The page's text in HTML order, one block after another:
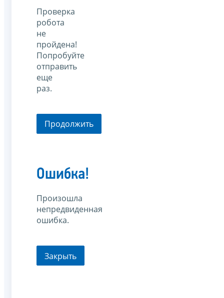
Проверка
робота
не
пройдена!
Попробуйте
отправить
еще
раз.
Продолжить
Ошибка!
Произошла
непредвиденная
ошибка.
Закрыть